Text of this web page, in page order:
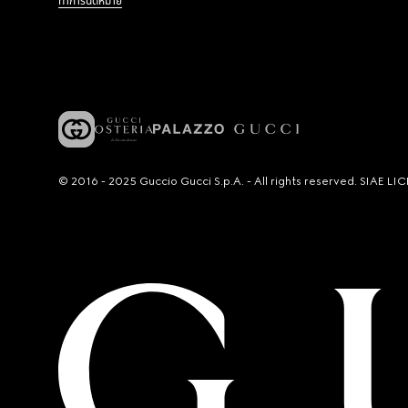
© 2016 - 2025 Guccio Gucci S.p.A. - All rights reserved. SIAE